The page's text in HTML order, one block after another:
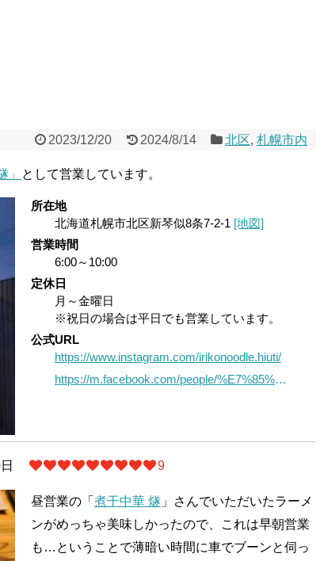
2023/12/20 2024/8/14 北区, 札幌市内
」 として営業しています。
所在地
北海道札幌市北区新琴似8条7-2-1 [地図]
営業時間
6:00～10:00
定休日
月～金曜日
※祝日の場合は平日でも営業しています。
公式URL
https://www.instagram.com/irikonoodle.hiuti/
https://m.facebook.com/people/%E7%85%AE%E5%B9%B2%E4%B8%AD%E8%8F%AF-%E7%87%A7hiuti/100093351071322/
9
昼営業の「 煮干中華 燧 」さんでいただいたラーメ
ンがめっちゃ美味しかったので、これは早朝営業
も…ということで薄暗い時間に車でブーンと伺っ